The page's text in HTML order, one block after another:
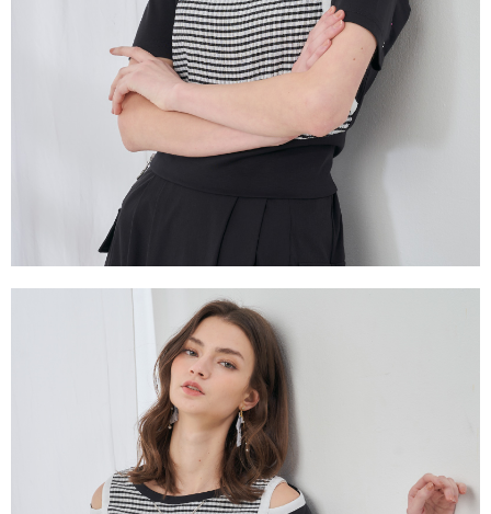
１．透過由恩沛科技股份有限公司提供之「AFTEE先享後付」服務完成之交
易，需依本服務之必要範圍內提供個人資料，並將交易相關給付款項請求債
權轉讓予恩沛科技股份有限公司。
２．關於個人資料處理事宜，請瀏覽以下網址：
https://aftee.tw/terms/#terms3
３．未成年的使用者請事先徵得法定代理人或監護人之同意方可使用
「AFTEE先享後付」，若未經同意申辦者引起之損失，本公司不負相關責
４．使用「AFTEE先享後付」時，將依據個別帳號之用戶狀況，依本公司即
時審查核予不同之上限額度；若仍有額度不足之情形，本公司將視審查結果
請求用戶進行身份認證。
５．嚴禁一人註冊多個帳號或使用他人資訊註冊。若發現惡意使用之情形，